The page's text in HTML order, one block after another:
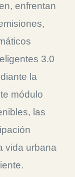
enfrentan
3.0
la
módulo
las
vida urbana